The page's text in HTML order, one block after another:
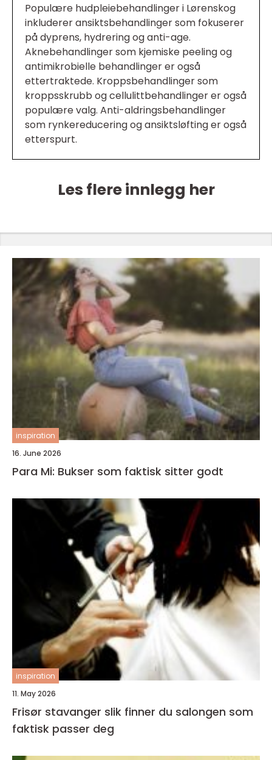
Populære hudpleiebehandlinger i Lørenskog
inkluderer ansiktsbehandlinger som fokuserer
på dyprens, hydrering og anti-age.
Aknebehandlinger som kjemiske peeling og
antimikrobielle behandlinger er også
ettertraktede. Kroppsbehandlinger som
kroppsskrubb og cellulittbehandlinger er også
populære valg. Anti-aldringsbehandlinger
som rynkereducering og ansiktsløfting er også
etterspurt.
Les flere innlegg her
inspiration
16. June 2026
Para Mi: Bukser som faktisk sitter godt
inspiration
11. May 2026
Frisør stavanger slik finner du salongen som
faktisk passer deg